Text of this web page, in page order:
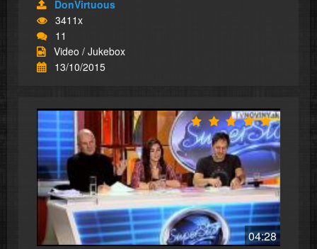
DonVirtuous
3411x
11
Video / Jukebox
13/10/2015
04:28